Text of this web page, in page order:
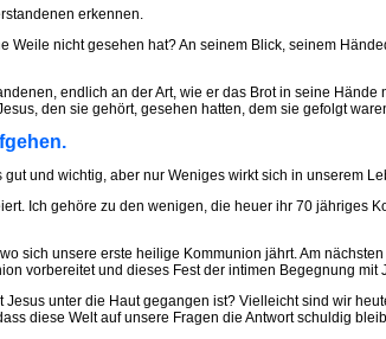
erkennen.
nicht gesehen hat? An seinem Blick, seinem
endlich an der Art, wie er das Brot in seine
den sie gehört, gesehen hatten, dem sie gefolgt
und wichtig, aber nur Weniges wirkt sich in unserem
Ich gehöre zu den wenigen, die heuer ihr 70
sich unsere erste heilige Kommunion jährt. Am
vorbereitet und dieses Fest der intimen Begegnung mit
unter die Haut gegangen ist? Vielleicht sind wir
diese Welt auf unsere Fragen die Antwort schuldig